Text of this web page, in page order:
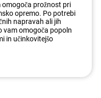
prožnost pri
opremo. Po potrebi
napravah ali jih
vam omogoča popoln
in učinkovitejšo